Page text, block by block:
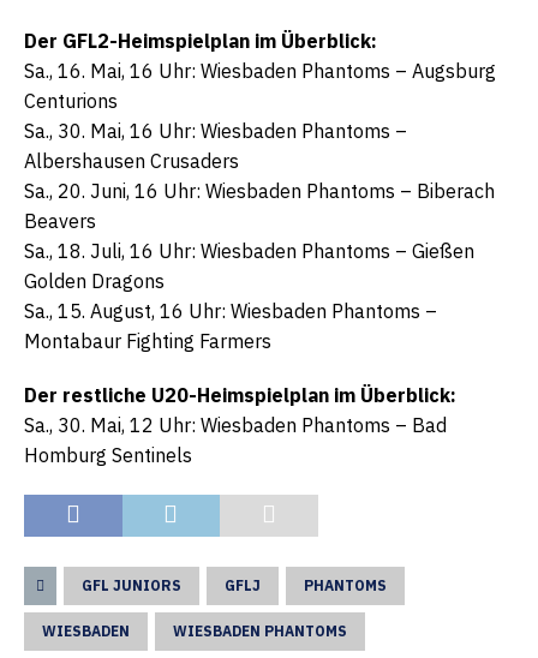
Der GFL2-Heimspielplan im Überblick:
Sa., 16. Mai, 16 Uhr: Wiesbaden Phantoms – Augsburg
Centurions
Sa., 30. Mai, 16 Uhr: Wiesbaden Phantoms –
Albershausen Crusaders
Sa., 20. Juni, 16 Uhr: Wiesbaden Phantoms – Biberach
Beavers
Sa., 18. Juli, 16 Uhr: Wiesbaden Phantoms – Gießen
Golden Dragons
Sa., 15. August, 16 Uhr: Wiesbaden Phantoms –
Montabaur Fighting Farmers
Der restliche U20-Heimspielplan im Überblick:
Sa., 30. Mai, 12 Uhr: Wiesbaden Phantoms – Bad
Homburg Sentinels
GFL JUNIORS GFLJ PHANTOMS
WIESBADEN WIESBADEN PHANTOMS